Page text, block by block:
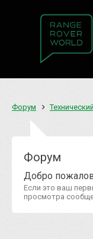
Форум
Форум
Добро
Если это ваш
просмотра